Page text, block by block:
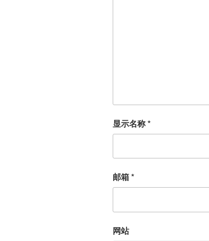
显示名称*
邮箱*
网站